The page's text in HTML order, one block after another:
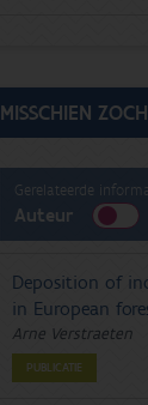
MISSCHIEN
Gerelateerde
Auteur
Deposition of
in European
Arne Verstraeten
PUBLICATIE